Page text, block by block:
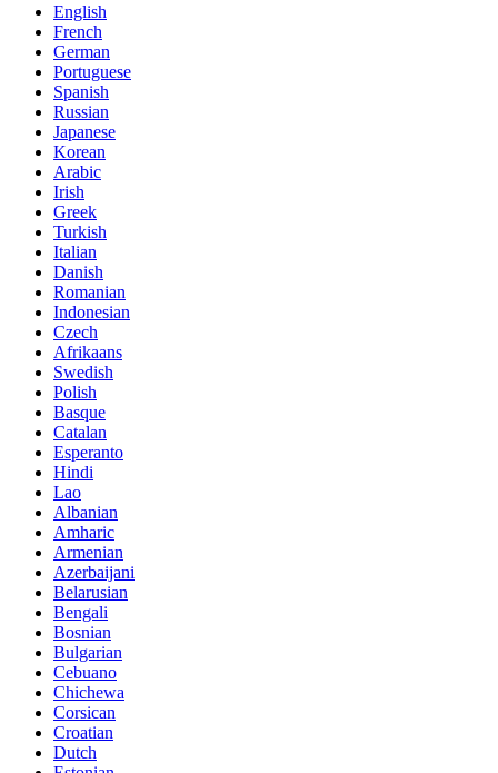
English
French
German
Portuguese
Spanish
Russian
Japanese
Korean
Arabic
Irish
Greek
Turkish
Italian
Danish
Romanian
Indonesian
Czech
Afrikaans
Swedish
Polish
Basque
Catalan
Esperanto
Hindi
Lao
Albanian
Amharic
Armenian
Azerbaijani
Belarusian
Bengali
Bosnian
Bulgarian
Cebuano
Chichewa
Corsican
Croatian
Dutch